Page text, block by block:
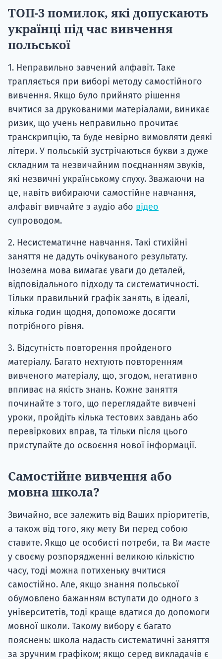
ТОП-3 помилок, які допускають
українці під час вивчення
польської
1. Неправильно завчений алфавіт. Таке
трапляється при виборі методу самостійного
вивчення. Якщо було прийнято рішення
вчитися за друкованими матеріалами, виникає
ризик, що учень неправильно прочитає
транскрипцію, та буде невірно вимовляти деякі
літери. У польській зустрічаються букви з дуже
складним та незвичайним поєднанням звуків,
які незвичні українському слуху. Зважаючи на
це, навіть вибираючи самостійне навчання,
алфавіт вивчайте з аудіо або відео
супроводом.
2. Несистематичне навчання. Такі стихійні
заняття не дадуть очікуваного результату.
Іноземна мова вимагає уваги до деталей,
відповідального підходу та систематичності.
Тільки правильний графік занять, в ідеалі,
кілька годин щодня, допоможе досягти
потрібного рівня.
3. Відсутність повторення пройденого
матеріалу. Багато нехтують повторенням
вивченого матеріалу, що, згодом, негативно
впливає на якість знань. Кожне заняття
починайте з того, що переглядайте вивчені
уроки, пройдіть кілька тестових завдань або
перевіркових вправ, та тільки після цього
приступайте до освоєння нової інформації.
Самостійне вивчення або
мовна школа?
Звичайно, все залежить від Ваших пріоритетів,
а також від того, яку мету Ви перед собою
ставите. Якщо це особисті потреби, та Ви маєте
у своєму розпорядженні великою кількістю
часу, тоді можна потихеньку вчитися
самостійно. Але, якщо знання польської
обумовлено бажанням вступати до одного з
університетів, тоді краще вдатися до допомоги
мовної школи. Такому вибору є багато
пояснень: школа надасть систематичні заняття
за зручним графіком; якщо серед викладачів є